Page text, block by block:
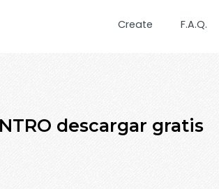
Create F.A.Q.
descargar gratis